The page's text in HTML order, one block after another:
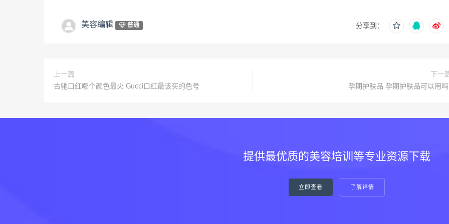
美容编辑 普通 分享到：
上一篇
古驰口红哪个颜色最火 Gucci口红最该买的色号
下一
孕期护肤品 孕期护肤品可以用吗
提供最优质的美容培训等专业资源下载
立即查看 了解详情